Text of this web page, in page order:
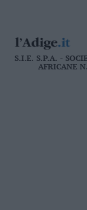
S.I.E. S.P.A. -
AFRICANE